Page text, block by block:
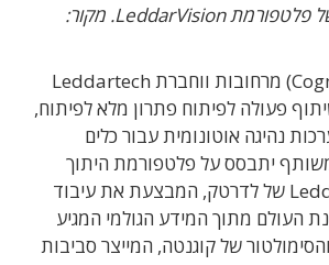
[בתמונה: המחשה של פלטפורמת LeddarVision. מקור:
חברת קוגנטה (Cognata) מרחובות ווחברת Leddartech
פעולה לפיתוח פתרון מלא לפיתוח,
נהיגה אוטונומית עבור כלים
יתבסס על פלטפורמת היתוך
החיישנים LeddarVision של לדרטק, המבצעת את עיבוד
העולם מתוך המידע הגולמי המגיע
של קוגנטה, המייצר סביבות